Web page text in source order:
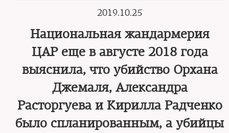
2019.10.25
Национальная жандармерия
ЦАР еще в августе 2018 года
выяснила, что убийство Орхана
Джемаля, Александра
Расторгуева и Кирилла Радченко
было спланированным, а убийцы